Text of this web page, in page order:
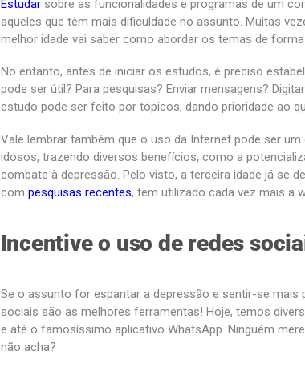
Estudarsobre as funcionalidades e programas de um
aqueles que têm mais dificuldade no assunto. Muitas
melhor idade vai saber como abordar os temas de forma
No entanto, antes de iniciar os estudos, é preciso
pode ser útil? Para pesquisas? Enviar mensagens?
estudo pode ser feito por tópicos, dando prioridade ao
Vale lembrar também que o uso da Internet pode ser
idosos, trazendo diversos benefícios, como a
combate à depressão. Pelo visto, a terceira idade já se
com pesquisas recentes, tem utilizado cada vez mais a
Incentive o uso de redes
Se o assunto for espantar a depressão e sentir-se mais
sociais são as melhores ferramentas! Hoje, temos
e até o famosíssimo aplicativo WhatsApp. Ninguém
não acha?